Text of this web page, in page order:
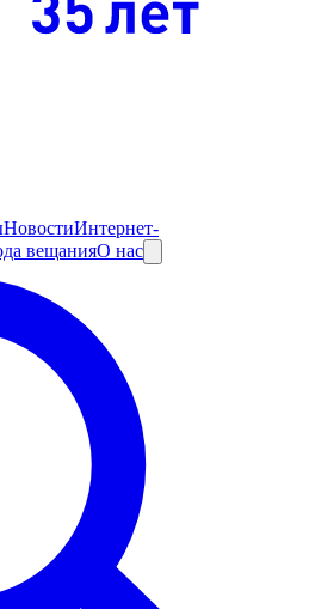
НовостиИнтернет-
вещанияО нас